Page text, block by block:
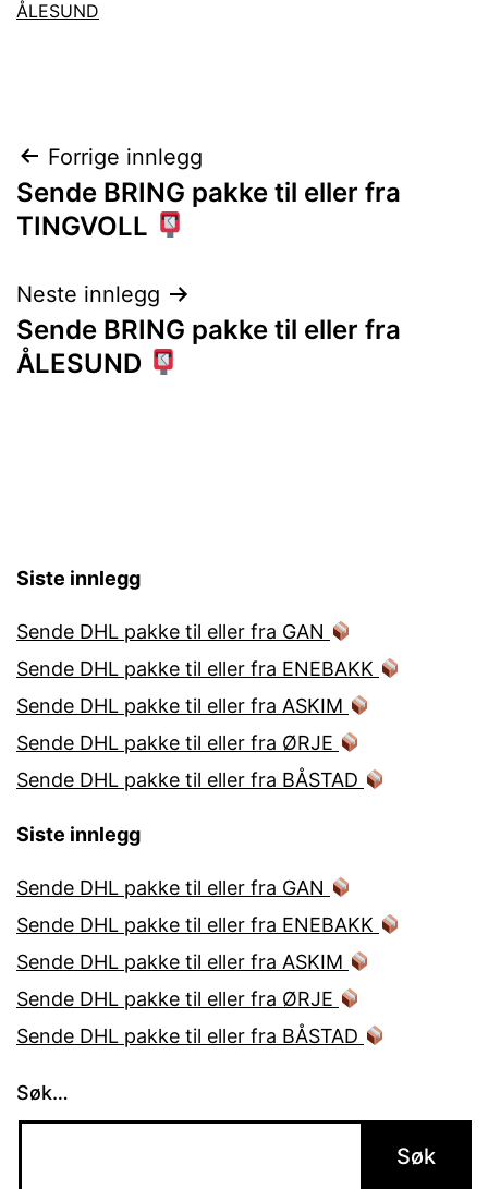
ÅLESUND
Innleggsnavigasjon
Forrige innlegg
Sende BRING pakke til eller fra
TINGVOLL
Neste innlegg
Sende BRING pakke til eller fra
ÅLESUND
Siste innlegg
Sende DHL pakke til eller fra GAN
Sende DHL pakke til eller fra ENEBAKK
Sende DHL pakke til eller fra ASKIM
Sende DHL pakke til eller fra ØRJE
Sende DHL pakke til eller fra BÅSTAD
Siste innlegg
Sende DHL pakke til eller fra GAN
Sende DHL pakke til eller fra ENEBAKK
Sende DHL pakke til eller fra ASKIM
Sende DHL pakke til eller fra ØRJE
Sende DHL pakke til eller fra BÅSTAD
Søk…